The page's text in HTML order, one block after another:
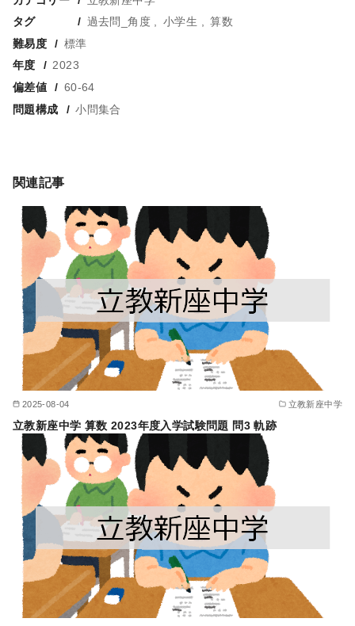
タグ
過去問_角度 小学生
算数
難易度
標準
年度
2023
偏差値
60-64
問題構成
小問集合
関連記事
2025-08-04 立教新座中学
立教新座中学 算数 2023年度入学試験問題 問3 軌跡